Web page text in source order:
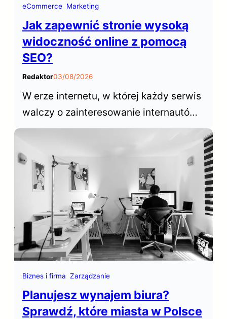
eCommerce Marketing
Jak zapewnić stronie wysoką
widoczność online z pomocą
SEO?
Redaktor03/08/2026
W erze internetu, w której każdy serwis
walczy o zainteresowanie internautów,
sukces opiera się na zdolności do
witryny. W tym kontekście,
optymalizacja dla wyszukiwarek,
często określana skrótem SEO (Search
Engine Optimization), odgrywa
kluczową rolę w zwiększaniu…
Biznes i firma Zarządzanie
Planujesz wynajem biura?
Sprawdź, które miasta w Polsce